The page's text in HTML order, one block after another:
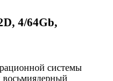
4/64Gb,
системы
восьмиядерный